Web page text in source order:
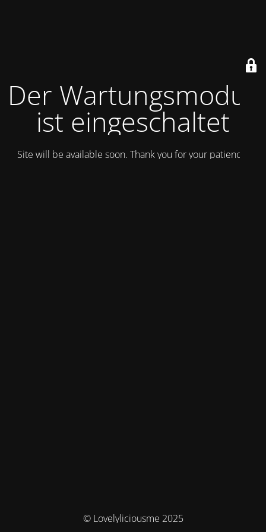
Der Wartungsmodus
ist eingeschaltet
Site will be available soon. Thank you for your patience!
© Lovelyliciousme 2025